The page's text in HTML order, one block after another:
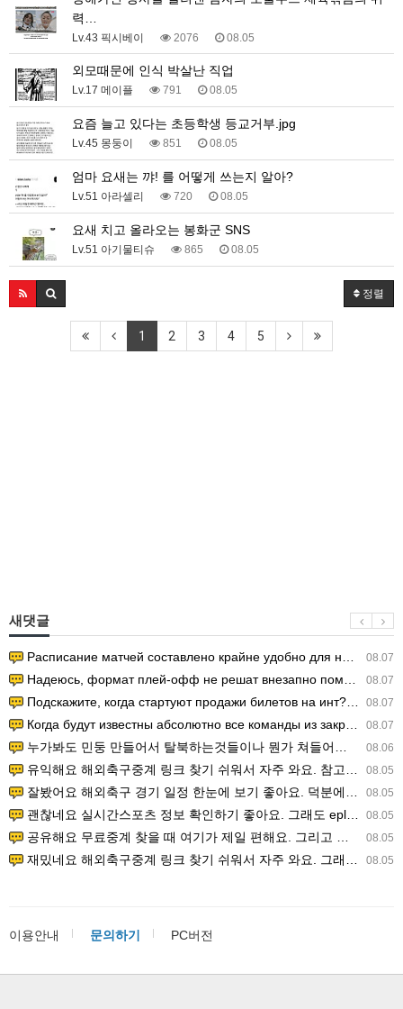
력…
Lv.43 픽시베이 2076 08.05
외모때문에 인식 박살난 직업
Lv.17 메이플 791 08.05
요즘 늘고 있다는 초등학생 등교거부.jpg
Lv.45 몽둥이 851 08.05
엄마 요새는 꺄! 를 어떻게 쓰는지 알아?
Lv.51 아라셀리 720 08.05
요새 치고 올라오는 봉화군 SNS
Lv.51 아기물티슈 865 08.05
정렬
1 2 3 4 5
새댓글
08.07
Расписание матчей составлено крайне удобно для нашего часово…
08.07
Надеюсь, формат плей-офф не решат внезапно поменять. https:/…
08.07
Подскажите, когда стартуют продажи билетов на инт? https://g…
08.07
Когда будут известны абсолютно все команды из закрытых квали…
08.06
누가봐도 민둥 만들어서 탈북하는것들이나 뭔가 쳐들어오는 낌새를 미리 알아차리기 위함이지 저걸 전쟁준비라고 하…
08.05
유익해요 해외축구중계 링크 찾기 쉬워서 자주 와요. 참고로 무료스포츠중계 정보 확인할 때 출처 꼭 체크해요.…
08.05
잘봤어요 해외축구 경기 일정 한눈에 보기 좋아요. 덕분에 epl중계 볼 때 공식 중계 채널 먼저 찾아봐요. …
08.05
괜찮네요 실시간스포츠 정보 확인하기 좋아요. 그래도 epl중계 볼 때 공식 중계 채널 먼저 찾아봐요. 북마크…
08.05
공유해요 무료중계 찾을 때 여기가 제일 편해요. 그리고 무료스포츠중계 정보 확인할 때 출처 꼭 체크해요. 앞…
08.05
재밌네요 해외축구중계 링크 찾기 쉬워서 자주 와요. 그래서 해외축구중계도 정식 서비스로 봐야 안전해요. 다음…
이용안내 문의하기 PC버전